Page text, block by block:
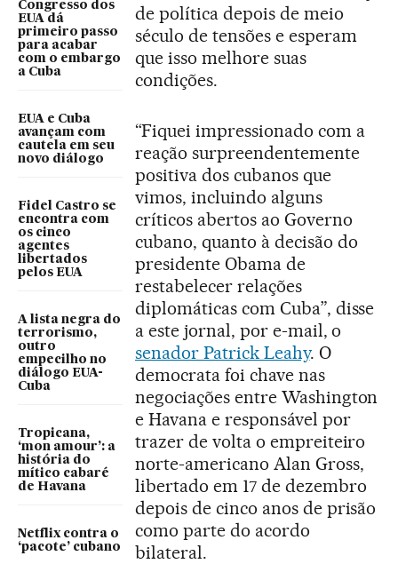
Congresso dos
EUA dá
primeiro passo
para acabar
com o embargo
a Cuba
EUA e Cuba
avançam com
cautela em seu
novo diálogo
Fidel Castro se
encontra com
os cinco
agentes
libertados
pelos EUA
A lista negra do
terrorismo,
outro
empecilho no
diálogo EUA-
Cuba
Tropicana,
‘mon amour’: a
história do
mítico cabaré
de Havana
Netflix contra o
‘pacote’ cubano
de política depois de meio
século de tensões e esperam
que isso melhore suas
condições.
“Fiquei impressionado com a
reação surpreendentemente
positiva dos cubanos que
vimos, incluindo alguns
críticos abertos ao Governo
cubano, quanto à decisão do
presidente Obama de
restabelecer relações
diplomáticas com Cuba”, disse
a este jornal, por e-mail, o
senador Patrick Leahy. O
democrata foi chave nas
negociações entre Washington
e Havana e responsável por
trazer de volta o empreiteiro
norte-americano Alan Gross,
libertado em 17 de dezembro
depois de cinco anos de prisão
como parte do acordo
bilateral.